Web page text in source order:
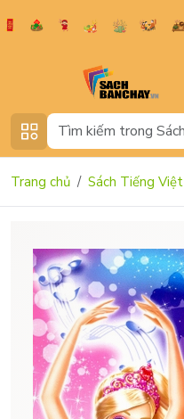
Trang chủ Sách Tiếng Việt